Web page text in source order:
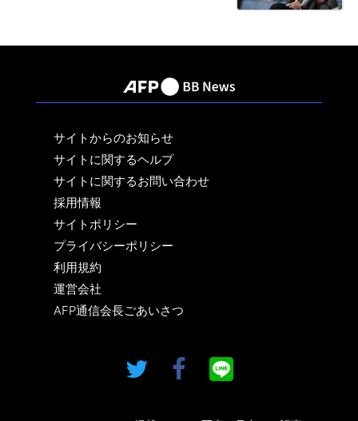
サイトからのお知らせ
サイトに関するヘルプ
サイトに関するお問い合わせ
採用情報
サイトポリシー
プライバシーポリシー
利用規約
運営会社
AFP通信会長ごあいさつ